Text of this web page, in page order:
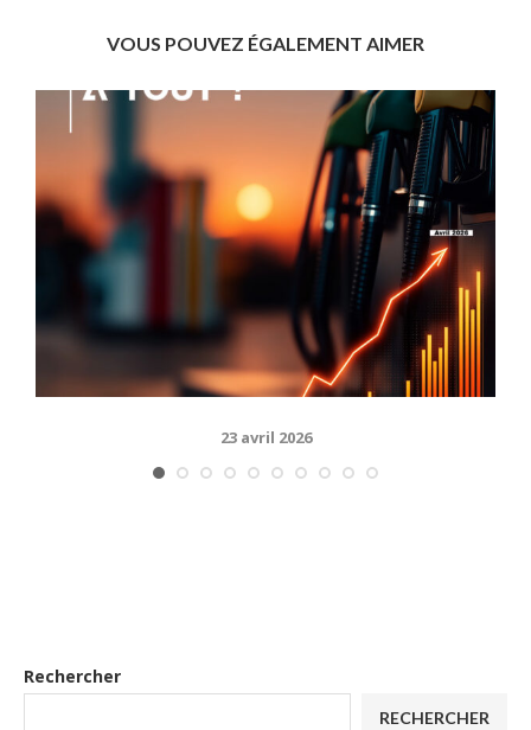
VOUS POUVEZ ÉGALEMENT AIMER
23 avril 2026
Rechercher
RECHERCHER